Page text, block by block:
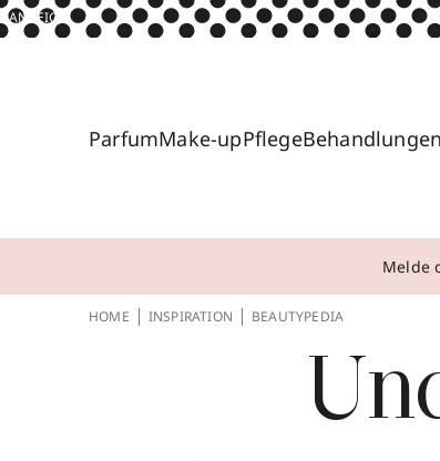
ANZEIGE
ParfumMake-upPflegeBehandlungen
Melde
HOME INSPIRATION BEAUTYPEDIA